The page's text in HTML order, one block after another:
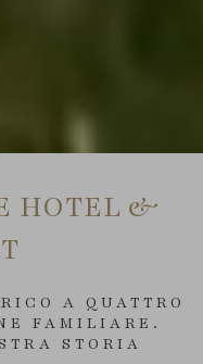
HOTEL &
A QUATTRO
FAMILIARE.
STORIA